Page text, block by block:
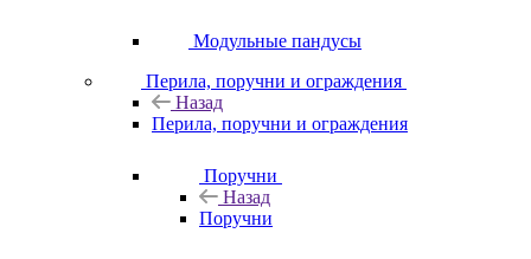
Модульные пандусы
Перила, поручни и ограждения
Назад
Перила, поручни и ограждения
Поручни
Назад
Поручни